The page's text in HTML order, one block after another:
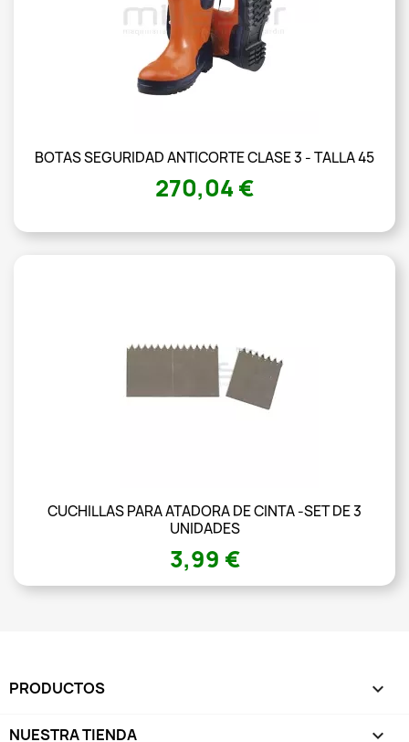
BOTAS SEGURIDAD ANTICORTE CLASE 3 - TALLA 45
270,04 €
CUCHILLAS PARA ATADORA DE CINTA -SET DE 3
UNIDADES
3,99 €
PRODUCTOS 
NUESTRA TIENDA 